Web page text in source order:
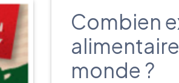
Combien
monde ?